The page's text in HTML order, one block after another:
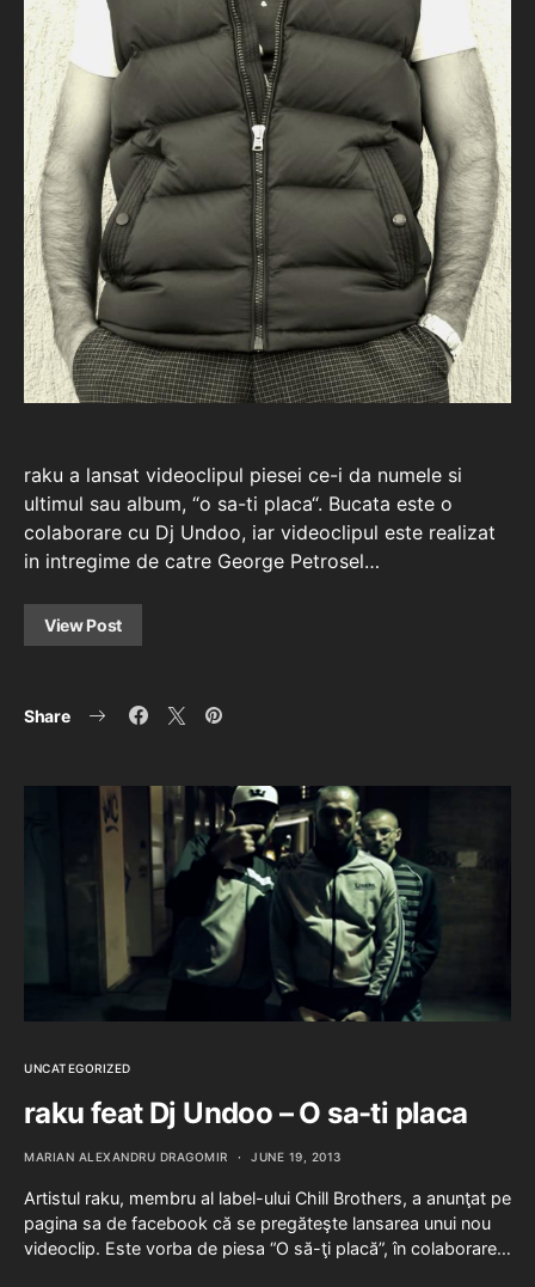
raku a lansat videoclipul piesei ce-i da numele si
ultimul sau album, “o sa-ti placa“. Bucata este o
colaborare cu Dj Undoo, iar videoclipul este realizat
in intregime de catre George Petrosel…
View Post
Share
UNCATEGORIZED
raku feat Dj Undoo – O sa-ti placa
MARIAN ALEXANDRU DRAGOMIR JUNE 19, 2013
Artistul raku, membru al label-ului Chill Brothers, a anunţat pe
pagina sa de facebook că se pregăteşte lansarea unui nou
videoclip. Este vorba de piesa “O să-ţi placă”, în colaborare…